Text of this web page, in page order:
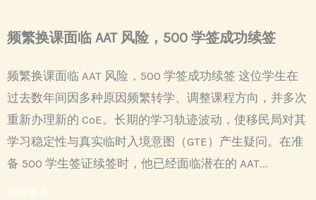
频繁换课面临 AAT 风险，500 学签成功续签
频繁换课面临 AAT 风险，500 学签成功续签 这位学生在
过去数年间因多种原因频繁转学、调整课程方向，并多次
重新办理新的 CoE。长期的学习轨迹波动，使移民局对其
学习稳定性与真实临时入境意图（GTE）产生疑问。在准
备 500 学生签证续签时，他已经面临潜在的 AAT...
阅读更多